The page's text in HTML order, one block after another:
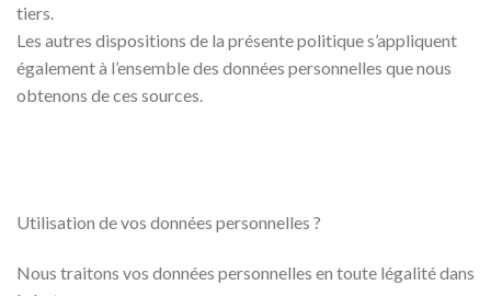
tiers.
Les autres dispositions de la présente politique s’appliquent
également à l’ensemble des données personnelles que nous
obtenons de ces sources.
Utilisation de vos données personnelles ?
Nous traitons vos données personnelles en toute légalité dans